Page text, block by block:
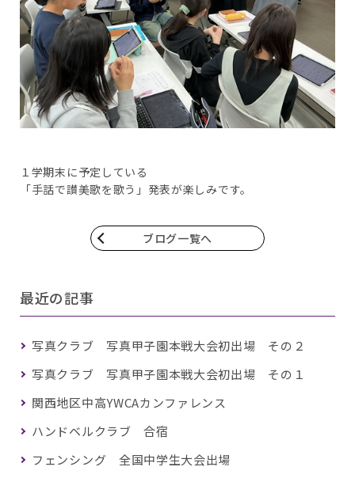
１学期末に予定している
「手話で讃美歌を歌う」発表が楽しみです。
ブログ一覧へ
最近の記事
写真クラブ 写真甲子園本戦大会初出場 その２
写真クラブ 写真甲子園本戦大会初出場 その１
関西地区中高YWCAカンファレンス
ハンドベルクラブ 合宿
フェンシング 全国中学生大会出場